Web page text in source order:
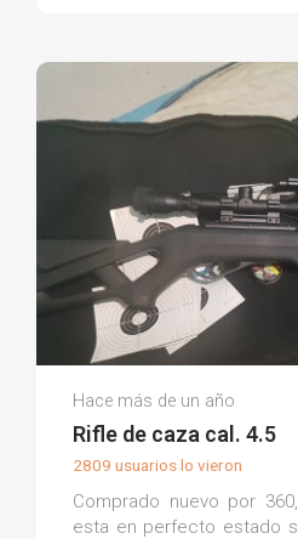
Christian B.
(0)
Hace más de un año
Rifle de caza cal. 4.5
2809 usuarios lo vieron
Comprado nuevo por
esta en perfecto estado